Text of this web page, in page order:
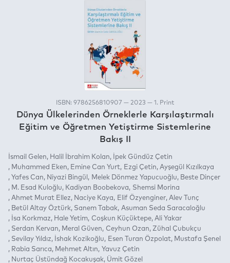
ISBN: 9786256810907 — 2023 — 1. Print
Dünya Ülkelerinden Örneklerle Karşılaştırmalı
Eğitim ve Öğretmen Yetiştirme Sistemlerine
Bakış II
İsmail Gelen Halil İbrahim Kolan
İpek Gündüz Çetin
Muhammed Eken
Emine Can Yurt Ezgi Çetin Ayşegül Kızılkaya
Yafes Can
Niyazi Bingül Melek Dönmez Yapucuoğlu
Beste Dinçer
M. Esad Kuloğlu
Kadiyan Boobekova
Shemsi Morina
Ahmet Murat Ellez
Naciye Kaya Elif Özyenginer Alev Tunç
Betül Altay Öztürk Sanem Tabak Asuman Seda Saracaloğlu
İsa Korkmaz
Hale Yetim Coşkun Küçüktepe Ali Yakar
Serdan Kervan
Meral Güven Ceyhun Ozan Zühal Çubukçu
Sevilay Yıldız
İshak Kozikoğlu Esen Turan Özpolat
Mustafa Şenel
Rabia Sarıca
Mehmet Altın
Yavuz Çetin
Nurtaç Üstündağ Kocakuşak Ümit Gözel